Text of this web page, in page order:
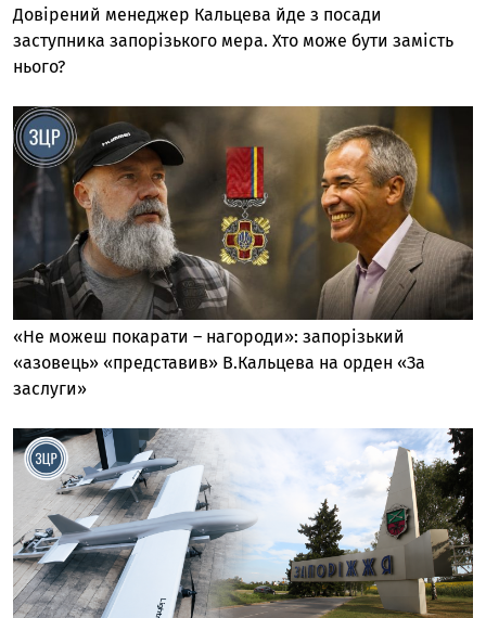
Довірений менеджер Кальцева йде з посади
заступника запорізького мера. Хто може бути замість
нього?
«Не можеш покарати – нагороди»: запорізький
«азовець» «представив» В.Кальцева на орден «За
заслуги»